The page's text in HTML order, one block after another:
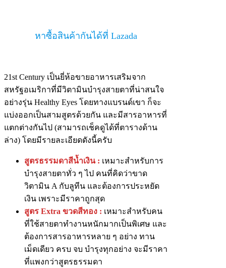
หาซื้อสินค้ากันได้ที่ Lazada
21st Century เป็นยี่ห้อขายอาหารเสริมจาก
สหรัฐอเมริกาที่มีวิตามินบำรุงสายตาที่น่าสนใจ
อย่างรุ่น Healthy Eyes โดยทางแบรนด์เขา ก็จะ
แบ่งออกเป็นสามสูตรด้วยกัน และมีสารอาหารที่
แตกต่างกันไป (สามารถเช็คดูได้ที่ตารางด้าน
ล่าง) โดยมีรายละเอียดดังนี้ครับ
สูตรธรรมดาสีน้ำเงิน : เหมาะสำหรับการ
บำรุงสายตาทั่ว ๆ ไป คนที่คิดว่าขาด
วิตามิน A กับลูทีน และต้องการประหยัด
เงิน เพราะมีราคาถูกสุด
สูตร Extra ขวดสีทอง : เหมาะสำหรับคน
ที่ใช้สายตาทำงานหนักมากเป็นพิเศษ และ
ต้องการสารอาหารหลาย ๆ อย่าง ทาน
เม็ดเดียว ครบ จบ บำรุงทุกอย่าง จะมีราคา
ที่แพงกว่าสูตรธรรมดา